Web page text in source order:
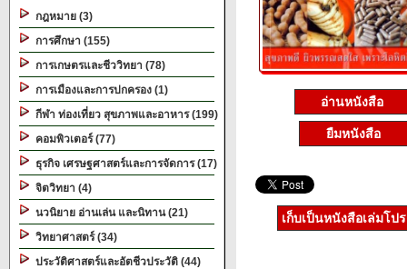
กฎหมาย (3)
การศึกษา (155)
การเกษตรและชีววิทยา (78)
การเมืองและการปกครอง (1)
กีฬา ท่องเที่ยว สุขภาพและอาหาร (199)
คอมพิวเตอร์ (77)
ธุรกิจ เศรษฐศาสตร์และการจัดการ (17)
จิตวิทยา (4)
นวนิยาย อ่านเล่น และนิทาน (21)
วิทยาศาสตร์ (34)
ประวัติศาสตร์และอัตชีวประวัติ (44)
อ่านหนังสือ
ยืมหนังสือ
เก็บเป็นหนังสือเล่มโป